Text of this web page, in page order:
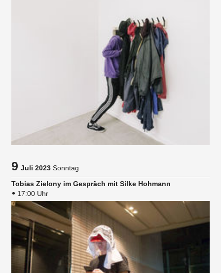
9Juli 2023 Sonntag
Tobias Zielony im Gespräch mit Silke Hohmann
17:00 Uhr